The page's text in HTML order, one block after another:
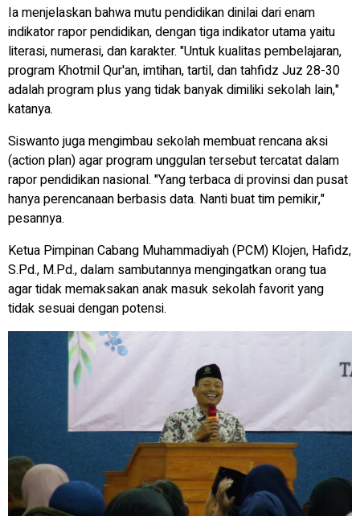
Ia menjelaskan bahwa mutu pendidikan dinilai dari enam
indikator rapor pendidikan, dengan tiga indikator utama yaitu
literasi, numerasi, dan karakter. "Untuk kualitas pembelajaran,
program Khotmil Qur'an, imtihan, tartil, dan tahfidz Juz 28-30
adalah program plus yang tidak banyak dimiliki sekolah lain,"
katanya.
Siswanto juga mengimbau sekolah membuat rencana aksi
(action plan) agar program unggulan tersebut tercatat dalam
rapor pendidikan nasional. "Yang terbaca di provinsi dan pusat
hanya perencanaan berbasis data. Nanti buat tim pemikir,"
pesannya.
Ketua Pimpinan Cabang Muhammadiyah (PCM) Klojen, Hafidz,
S.Pd., M.Pd., dalam sambutannya mengingatkan orang tua
agar tidak memaksakan anak masuk sekolah favorit yang
tidak sesuai dengan potensi.